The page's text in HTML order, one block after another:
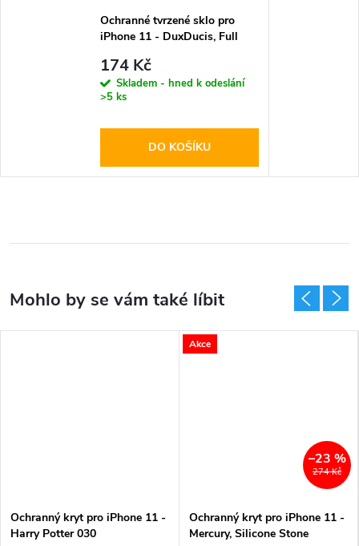
Ochranné tvrzené sklo pro
iPhone 11 - DuxDucis, Full
174 Kč
Skladem - hned k odeslání
>5 ks
DO KOŠÍKU
Ochranný kryt pro iPhone 11 -
Harry Potter 030
Akce
274 Kč
–23 %
Ochranný kryt pro iPhone 11 -
Mercury, Silicone Stone